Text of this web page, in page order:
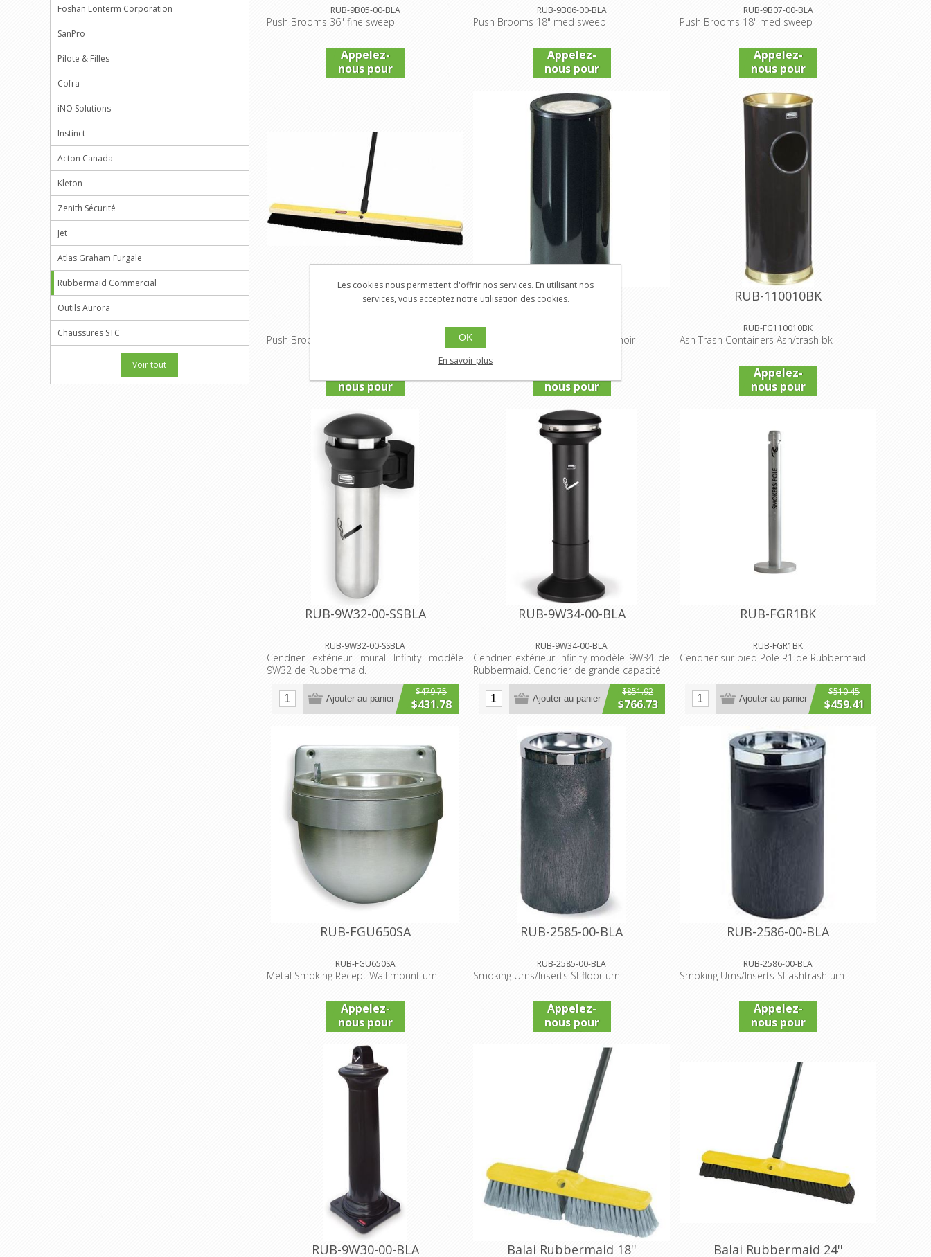
RUB-9B05-00-BLA
Push Brooms 36" fine sweep
Appelez-
nous pour
connaître
RUB-9B06-00-BLA
Push Brooms 18" med sweep
Appelez-
nous pour
connaître
le prix
RUB-9B07-00-BLA
Push Brooms 18" med sweep
Appelez-
nous pour
connaître
le prix
FG9B1200BLA
Push Brooms 36" med sweep
nous pour
connaître
le prix
RUB-1000EBK
Cendrier Urne sur pied en acier, noir
nous pour
connaître
le prix
RUB-110010BK
RUB-FG110010BK
Ash Trash Containers Ash/trash bk
Appelez-
nous pour
connaître
RUB-9W32-00-SSBLA
RUB-9W32-00-SSBLA
Cendrier extérieur mural Infinity modèle
9W32 de Rubbermaid.
$479.75
$431.78
Ajouter au panier
RUB-9W34-00-BLA
RUB-9W34-00-BLA
Cendrier extérieur Infinity modèle 9W34 de
Rubbermaid. Cendrier de grande capacité
$851.92
$766.73
Ajouter au panier
RUB-FGR1BK
RUB-FGR1BK
Cendrier sur pied Pole R1 de Rubbermaid
$510.45
$459.41
Ajouter au panier
RUB-FGU650SA
RUB-FGU650SA
Metal Smoking Recept Wall mount urn
Appelez-
nous pour
connaître
le prix
RUB-2585-00-BLA
RUB-2585-00-BLA
Smoking Urns/Inserts Sf floor urn
Appelez-
nous pour
connaître
RUB-2586-00-BLA
RUB-2586-00-BLA
Smoking Urns/Inserts Sf ashtrash urn
Appelez-
nous pour
connaître
RUB-9W30-00-BLA Balai Rubbermaid 18'' Balai Rubbermaid 24''
Foshan Lonterm Corporation
SanPro
Pilote & Filles
Cofra
iNO Solutions
Instinct
Acton Canada
Kleton
Zenith Sécurité
Jet
Atlas Graham Furgale
Rubbermaid Commercial
Outils Aurora
Chaussures STC
Voir tout
Les cookies nous permettent d'offrir nos services. En utilisant nos
services, vous acceptez notre utilisation des cookies.
OK
En savoir plus